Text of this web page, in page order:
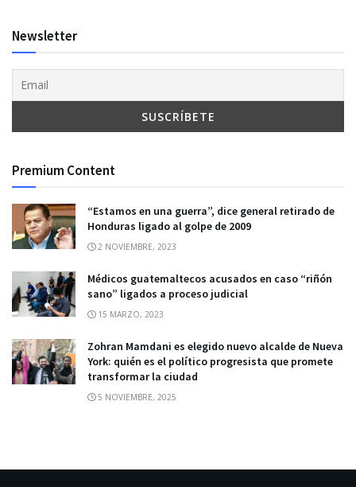
Newsletter
Premium Content
“Estamos en una guerra”, dice general retirado de
Honduras ligado al golpe de 2009
2 NOVIEMBRE, 2023
Médicos guatemaltecos acusados en caso “riñón
sano” ligados a proceso judicial
15 MARZO, 2023
Zohran Mamdani es elegido nuevo alcalde de Nueva
York: quién es el político progresista que promete
transformar la ciudad
5 NOVIEMBRE, 2025